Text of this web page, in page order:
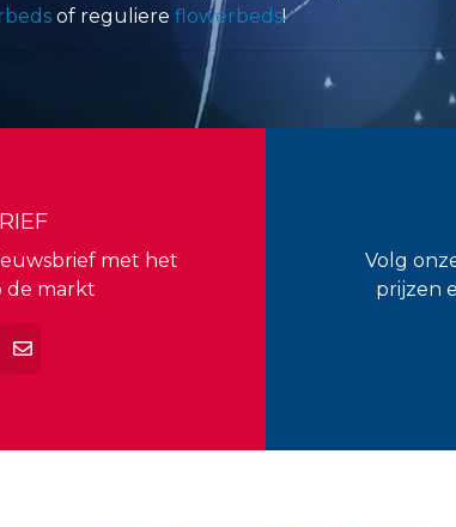
of reguliere flowerbeds!
met het
de markt
Volg
prijzen